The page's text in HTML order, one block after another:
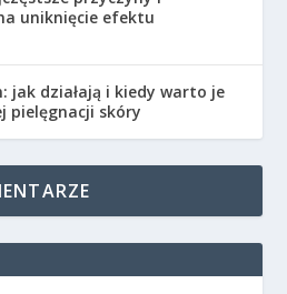
uniknięcie efektu
jak działają i kiedy warto je
pielęgnacji skóry